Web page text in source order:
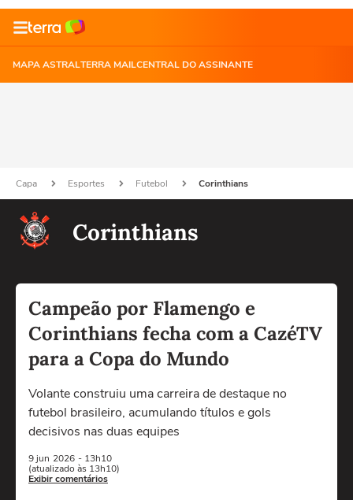
MAPA ASTRALTERRA MAILCENTRAL DO ASSINANTE
Capa Esportes Futebol Corinthians
Corinthians
Campeão por Flamengo e
Corinthians fecha com a CazéTV
para a Copa do Mundo
Volante construiu uma carreira de destaque no
futebol brasileiro, acumulando títulos e gols
decisivos nas duas equipes
9 jun 2026 - 13h10
(atualizado às 13h10)
Exibir comentários